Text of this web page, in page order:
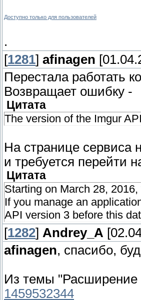
Доступно только для пользователей
.
[1281] afinagen
Перестала работать
Возвращает ошибку -
Цитата
The version of the Imgur
На странице сервиса
и требуется перейти
Цитата
Starting on March 28,
If you manage an
API version 3 before this
[1282] Andrey_A
afinagen, спасибо,
Из темы
1459532344